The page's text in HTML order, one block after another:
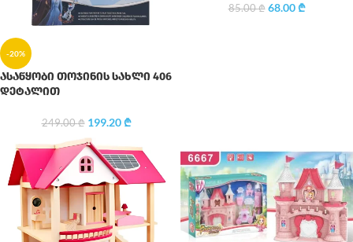
-20%
ასაწყობი თოჯინის სახლი 406
დეტალით
249.00₾ 199.20₾
85.00₾ 68.00₾